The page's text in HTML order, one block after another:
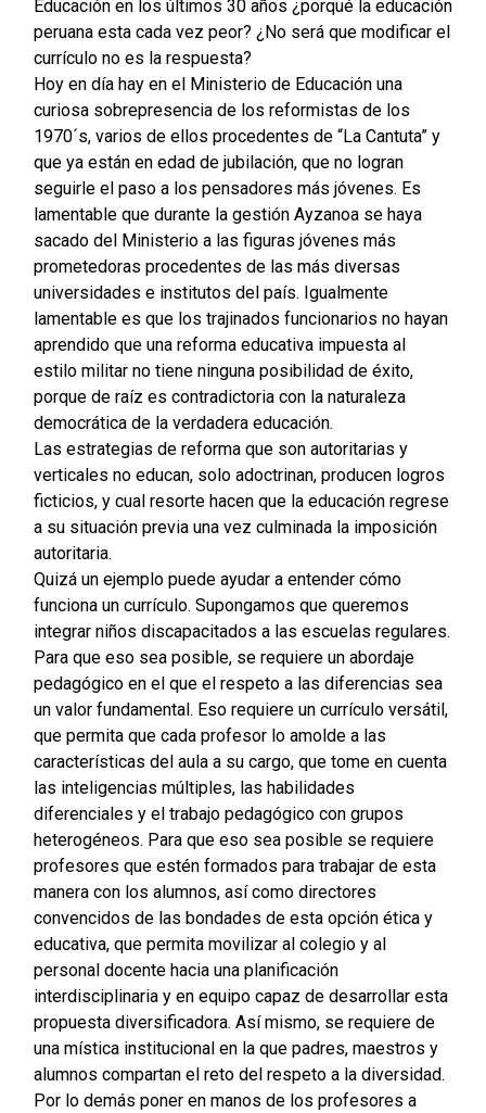
Educación en los últimos 30 años ¿porqué la educación
peruana esta cada vez peor? ¿No será que modificar el
currículo no es la respuesta?
Hoy en día hay en el Ministerio de Educación una
curiosa sobrepresencia de los reformistas de los
1970´s, varios de ellos procedentes de “La Cantuta” y
que ya están en edad de jubilación, que no logran
seguirle el paso a los pensadores más jóvenes. Es
lamentable que durante la gestión Ayzanoa se haya
sacado del Ministerio a las figuras jóvenes más
prometedoras procedentes de las más diversas
universidades e institutos del país. Igualmente
lamentable es que los trajinados funcionarios no hayan
aprendido que una reforma educativa impuesta al
estilo militar no tiene ninguna posibilidad de éxito,
porque de raíz es contradictoria con la naturaleza
democrática de la verdadera educación.
Las estrategias de reforma que son autoritarias y
verticales no educan, solo adoctrinan, producen logros
ficticios, y cual resorte hacen que la educación regrese
a su situación previa una vez culminada la imposición
autoritaria.
Quizá un ejemplo puede ayudar a entender cómo
funciona un currículo. Supongamos que queremos
integrar niños discapacitados a las escuelas regulares.
Para que eso sea posible, se requiere un abordaje
pedagógico en el que el respeto a las diferencias sea
un valor fundamental. Eso requiere un currículo versátil,
que permita que cada profesor lo amolde a las
características del aula a su cargo, que tome en cuenta
las inteligencias múltiples, las habilidades
diferenciales y el trabajo pedagógico con grupos
heterogéneos. Para que eso sea posible se requiere
profesores que estén formados para trabajar de esta
manera con los alumnos, así como directores
convencidos de las bondades de esta opción ética y
educativa, que permita movilizar al colegio y al
personal docente hacia una planificación
interdisciplinaria y en equipo capaz de desarrollar esta
propuesta diversificadora. Así mismo, se requiere de
una mística institucional en la que padres, maestros y
alumnos compartan el reto del respeto a la diversidad.
Por lo demás poner en manos de los profesores a